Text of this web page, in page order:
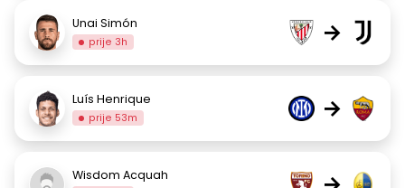
Unai Simón
prije 3h →
Luís Henrique
prije 53m →
Wisdom Acquah